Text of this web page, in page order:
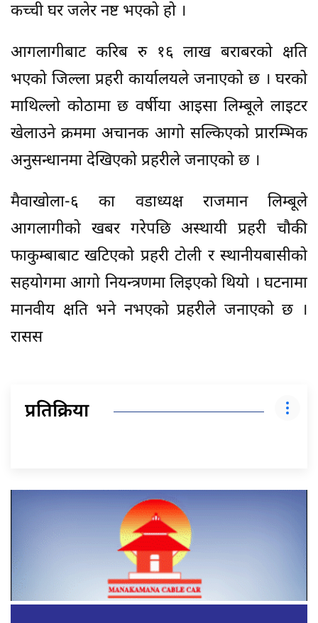
कच्ची घर जलेर नष्ट भएको हो ।
आगलागीबाट करिब रु १६ लाख बराबरको क्षति
भएको जिल्ला प्रहरी कार्यालयले जनाएको छ । घरको
माथिल्लो कोठामा छ वर्षीया आइसा लिम्बूले लाइटर
खेलाउने क्रममा अचानक आगो सल्किएको प्रारम्भिक
अनुसन्धानमा देखिएको प्रहरीले जनाएको छ ।
मैवाखोला-६ का वडाध्यक्ष राजमान लिम्बूले
आगलागीको खबर गरेपछि अस्थायी प्रहरी चौकी
फाकुम्बाबाट खटिएको प्रहरी टोली र स्थानीयबासीको
सहयोगमा आगो नियन्त्रणमा लिइएको थियो । घटनामा
मानवीय क्षति भने नभएको प्रहरीले जनाएको छ ।
रासस
प्रतिक्रिया